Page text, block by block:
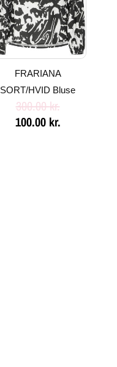
FRARIANA
SORT/HVID Bluse
300.00kr.
100.00 kr.